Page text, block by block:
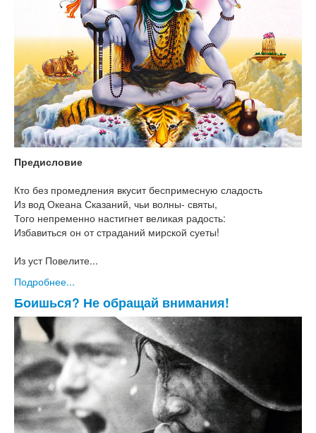
Предисловие
Кто без промедления вкусит беспримесную сладость
Из вод Океана Сказаний, чьи волны- святы,
Того непременно настигнет великая радость:
Избавиться он от страданий мирской суеты!
Из уст Повелите...
Подробнее...
Боишься? Не обращай внимания!